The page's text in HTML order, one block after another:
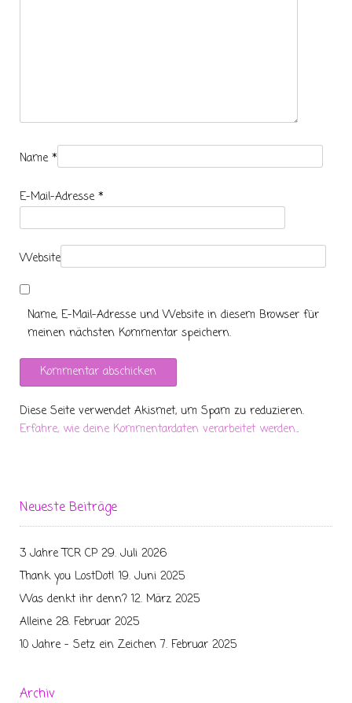
Name *
E-Mail-Adresse *
Website
Name, E-Mail-Adresse und Website in diesem Browser für
meinen nächsten Kommentar speichern.
Diese Seite verwendet Akismet, um Spam zu reduzieren.
Erfahre, wie deine Kommentardaten verarbeitet werden..
Neueste Beiträge
3 Jahre TCR CP 29. Juli 2026
Thank you LostDot! 19. Juni 2025
Was denkt ihr denn? 12. März 2025
Alleine 28. Februar 2025
10 Jahre – Setz ein Zeichen 7. Februar 2025
Archiv